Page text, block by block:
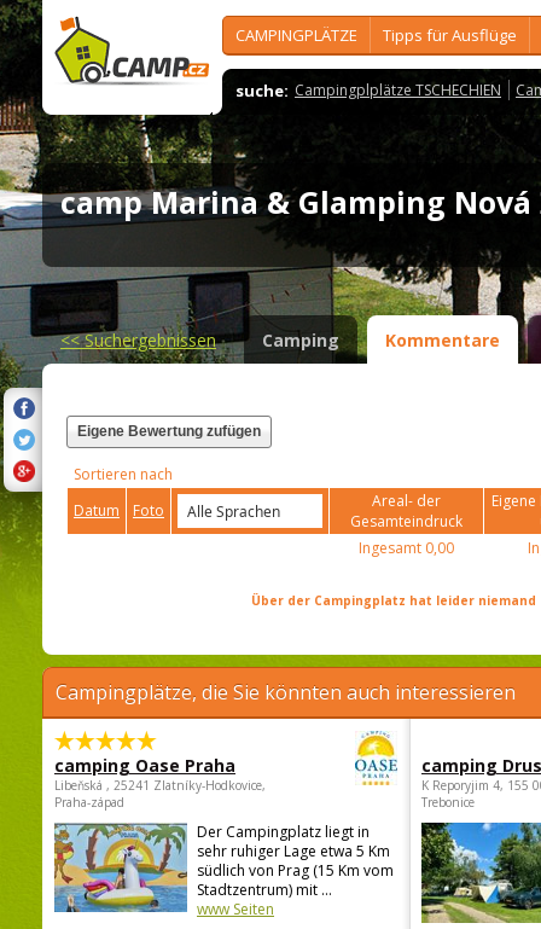
CAMPINGPLÄTZE Tipps für Ausflüge
suche: Campingplplätze TSCHECHIEN
camp Marina & Glamping
<<Suchergebnissen Camping Kommentare
Eigene Bewertung zufügen
Sortieren nach
Datum
Foto
Areal- der
Gesamteindruck
Ingesamt 0,00
Über der Campingplatz hat leider
Campingplätze, die Sie könnten auch interessieren
camping Oase Praha
Libeňská , 25241 Zlatníky-Hodkovice,
Praha-západ
Der Campingplatz liegt in
sehr ruhiger Lage etwa 5 Km
südlich von Prag (15 Km vom
Stadtzentrum) mit ...
www Seiten
camping
K Reporyjim 4, 155
Trebonice